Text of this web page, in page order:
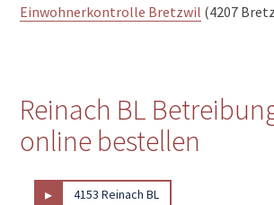
Einwohnerkontrolle Bretzwil (4207
Reinach BL
online bestellen
▸ 4153 Reinach BL